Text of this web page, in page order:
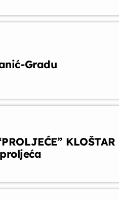
Gradu